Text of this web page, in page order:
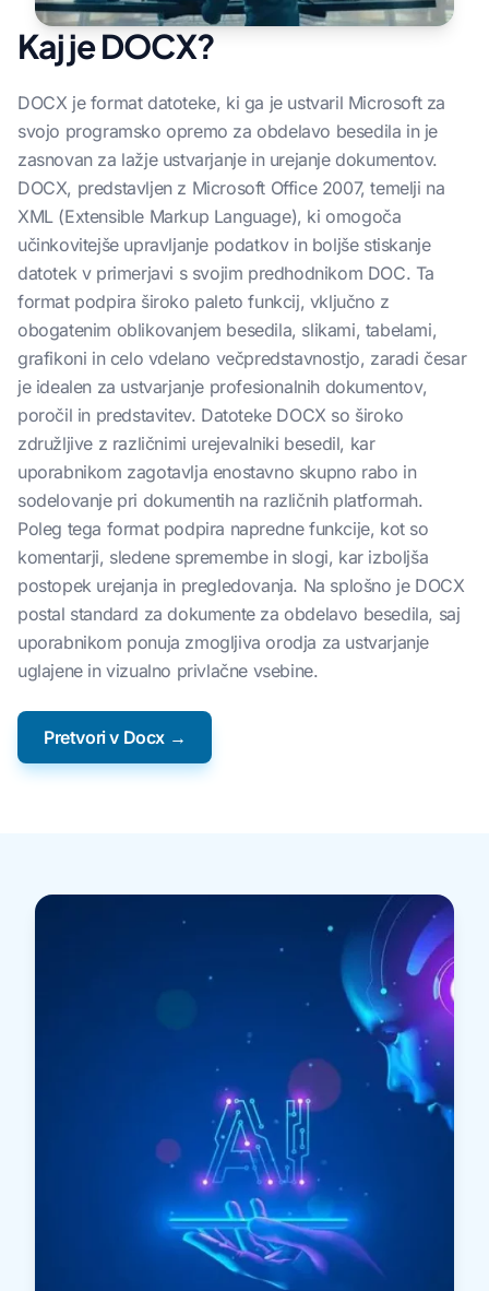
Kaj je DOCX?
DOCX je format datoteke, ki ga je ustvaril Microsoft za
svojo programsko opremo za obdelavo besedila in je
zasnovan za lažje ustvarjanje in urejanje dokumentov.
DOCX, predstavljen z Microsoft Office 2007, temelji na
XML (Extensible Markup Language), ki omogoča
učinkovitejše upravljanje podatkov in boljše stiskanje
datotek v primerjavi s svojim predhodnikom DOC. Ta
format podpira široko paleto funkcij, vključno z
obogatenim oblikovanjem besedila, slikami, tabelami,
grafikoni in celo vdelano večpredstavnostjo, zaradi česar
je idealen za ustvarjanje profesionalnih dokumentov,
poročil in predstavitev. Datoteke DOCX so široko
združljive z različnimi urejevalniki besedil, kar
uporabnikom zagotavlja enostavno skupno rabo in
sodelovanje pri dokumentih na različnih platformah.
Poleg tega format podpira napredne funkcije, kot so
komentarji, sledene spremembe in slogi, kar izboljša
postopek urejanja in pregledovanja. Na splošno je DOCX
postal standard za dokumente za obdelavo besedila, saj
uporabnikom ponuja zmogljiva orodja za ustvarjanje
uglajene in vizualno privlačne vsebine.
Pretvori v Docx →